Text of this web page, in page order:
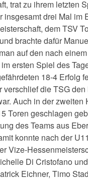
trat zu ihrem letzten
drei Mal im
dem TSV
brachte dafür
auf den nach
ersten Spiel des
18-4 Erfolg
die TSG
Auch in der zweiten
Toren geschlagen
des Teams aus
konnte nach der
Vize-
Di Cristofano
Eichner, Timo